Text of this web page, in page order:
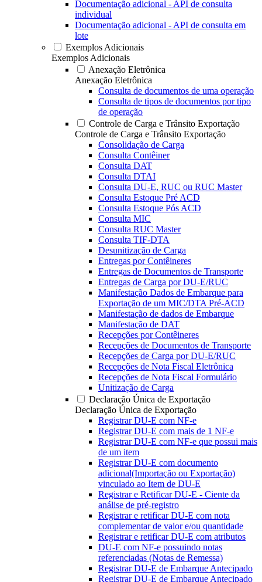
Documentação adicional - API de consulta
individual
Documentação adicional - API de consulta em
lote
Exemplos Adicionais
Exemplos Adicionais
Anexação Eletrônica
Anexação Eletrônica
Consulta de documentos de uma operação
Consulta de tipos de documentos por tipo
de operação
Controle de Carga e Trânsito Exportação
Controle de Carga e Trânsito Exportação
Consolidação de Carga
Consulta Contêiner
Consulta DAT
Consulta DTAI
Consulta DU-E, RUC ou RUC Master
Consulta Estoque Pré ACD
Consulta Estoque Pós ACD
Consulta MIC
Consulta RUC Master
Consulta TIF-DTA
Desunitização de Carga
Entregas por Contêineres
Entregas de Documentos de Transporte
Entregas de Carga por DU-E/RUC
Manifestação Dados de Embarque para
Exportação de um MIC/DTA Pré-ACD
Manifestação de dados de Embarque
Manifestação de DAT
Recepções por Contêineres
Recepções de Documentos de Transporte
Recepções de Carga por DU-E/RUC
Recepções de Nota Fiscal Eletrônica
Recepções de Nota Fiscal Formulário
Unitização de Carga
Declaração Única de Exportação
Declaração Única de Exportação
Registrar DU-E com NF-e
Registrar DU-E com mais de 1 NF-e
Registrar DU-E com NF-e que possui mais
de um item
Registrar DU-E com documento
adicional(Importação ou Exportação)
vinculado ao Item de DU-E
Registrar e Retificar DU-E - Ciente da
análise de pré-registro
Registrar e retificar DU-E com nota
complementar de valor e/ou quantidade
Registrar e retificar DU-E com atributos
DU-E com NF-e possuindo notas
referenciadas (Notas de Remessa)
Registrar DU-E de Embarque Antecipado
Registrar DU-E de Embarque Antecipado